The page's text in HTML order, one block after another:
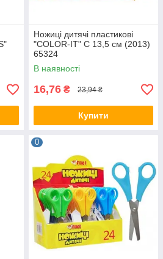
Ножиці дитячі пластикові
"COLOR-IT" С 13,5 см (2013)
65324
В наявності
16,76 ₴ 23,94 ₴
Купити
0